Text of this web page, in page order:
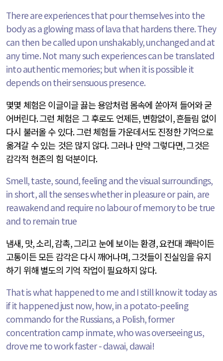
There are experiences that pour themselves into the
body as a glowing mass of lava that hardens there. They
can then be called upon unshakably, unchanged and at
any time. Not many such experiences can be translated
into authentic memories; but when it is possible it
depends on their sensuous presence.
몇몇 체험은 이글이글 끓는 용암처럼 몸속에 쏟아져 들어와 굳
어버린다.그런 체험은 그 후로도 언제든, 변함없이,흔들림 없이
다시 불러올 수 있다.그런 체험들 가운데서도 진정한 기억으로
옮겨갈 수 있는 것은 많지 않다.그러나 만약 그렇다면,그것은
감각적 현존의 힘 덕분이다.
Smell, taste, sound, feeling and the visual surroundings,
in short, all the senses whether in pleasure or pain, are
reawakend and require no labour of memory to be true
and to remain true
냄새, 맛,소리,감촉,그리고 눈에 보이는 환경,요컨대 쾌락이든
고통이든 모든 감각은 다시 깨어나며,그것들이 진실임을 유지
하기 위해 별도의 기억 작업이 필요하지 않다.
That is what happened to me and I still know it today as
if it happened just now, how, in a potato-peeling
commando for the Russians, a Polish, former
concentration camp inmate, who was overseeing us,
drove me to work faster - dawai, dawai!